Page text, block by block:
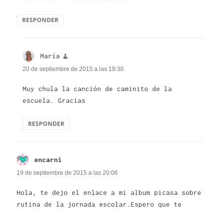
RESPONDER
María
20 de septiembre de 2015 a las 19:30
Muy chula la canción de caminito de la
escuela. Gracias
RESPONDER
encarni
19 de septiembre de 2015 a las 20:06
Hola, te dejo el enlace a mi album picasa sobre
rutina de la jornada escolar.Espero que te